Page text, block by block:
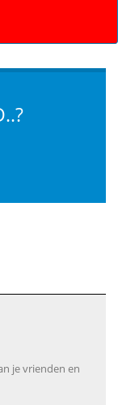
je vrienden en